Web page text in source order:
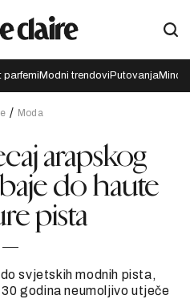
parfemi Modni trendovi Putovanja
Moda
arapskog
do haute
pista
svjetskih modnih pista,
godina neumoljivo utječe